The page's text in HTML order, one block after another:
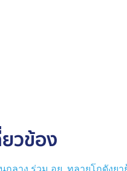
วข้อง
กลาง ร่วม อย. ทลายโกดังย